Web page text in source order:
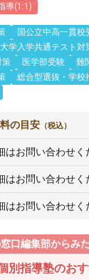
導(1:1)
国公立中高一貫校
大学入学共通テスト対
策
医学部受験
難
総合型選抜・学校
の目安 （税込）
はお問い合わせく
はお問い合わせく
はお問い合わせく
口編集部からみた
別指導塾のお